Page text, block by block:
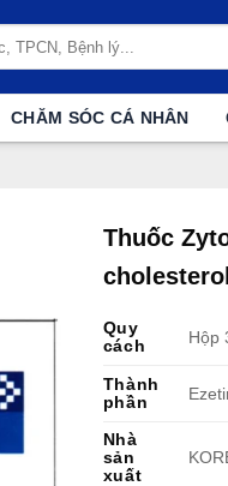
CHĂM SÓC CÁ NHÂN
Thuốc
Quy
cách
Hộp
Thành
phần
Nhà
sản
xuất